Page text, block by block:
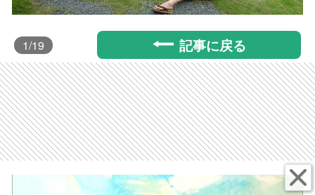
1/19 記事に戻る